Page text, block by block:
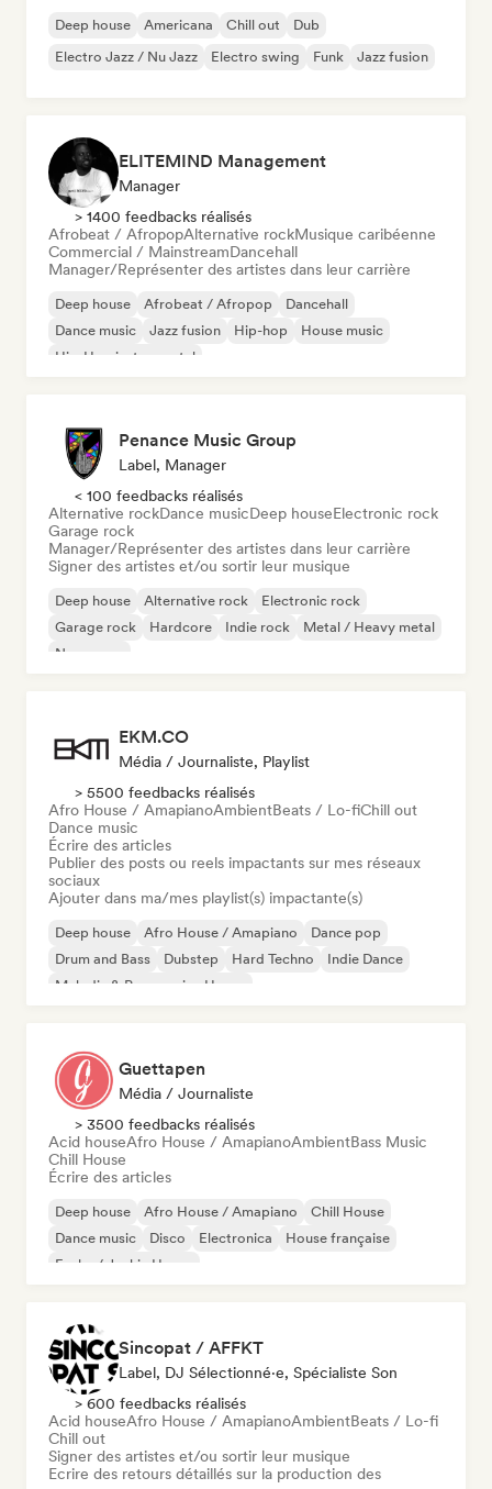
Deep house Americana Chill out
Dub
Electro Jazz / Nu Jazz
Electro swing Funk Jazz fusion
ELITEMIND Management
Manager
> 1400 feedbacks réalisés
Afrobeat / AfropopAlternative rockMusique caribéenne
Commercial / MainstreamDancehall
Manager/Représenter des artistes dans leur carrière
Deep house Afrobeat / Afropop
Dancehall
Dance music
Jazz fusion Hip-hop
House music
Hip-Hop instrumental
Penance Music Group
Label, Manager
< 100 feedbacks réalisés
Alternative rockDance musicDeep houseElectronic rock
Garage rock
Manager/Représenter des artistes dans leur carrière
Signer des artistes et/ou sortir leur musique
Deep house Alternative rock
Electronic rock
Garage rock
Hardcore Indie rock
Metal / Heavy metal
New wave
EKM.CO
Média / Journaliste, Playlist
> 5500 feedbacks réalisés
Afro House / AmapianoAmbientBeats / Lo-fiChill out
Dance music
Écrire des articles
Publier des posts ou reels impactants sur mes réseaux
sociaux
Ajouter dans ma/mes playlist(s) impactante(s)
Deep house Afro House / Amapiano
Dance pop
Drum and Bass
Dubstep Hard Techno
Indie Dance
Melodic & Progressive House
Guettapen
Média / Journaliste
> 3500 feedbacks réalisés
Acid houseAfro House / AmapianoAmbientBass Music
Chill House
Écrire des articles
Deep house Afro House / Amapiano
Chill House
Dance music
Disco Electronica
House française
Funky / Jackin House
Sincopat / AFFKT
Label, DJ Sélectionné·e, Spécialiste Son
> 600 feedbacks réalisés
Acid houseAfro House / AmapianoAmbientBeats / Lo-fi
Chill out
Signer des artistes et/ou sortir leur musique
Ecrire des retours détaillés sur la production des